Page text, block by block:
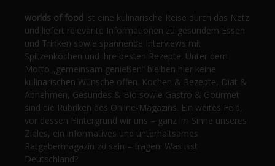
worlds of food ist eine kulinarische Reise durch das Netz
und liefert relevante Informationen zu gesundem Essen
und Trinken sowie spannende Interviews mit
Spitzenköchen und ihre besten Rezepte. Unter dem
Motto „gemeinsam genießen“ bleiben hier keine
kulinarischen Wünsche offen. Kochen & Rezepte, Diät &
Abnehmen, Gesundes & Bio sowie Gastro & Gourmet
sind die Rubriken des Online-Magazins. Ein weites Feld,
vor dessen Hintergrund wir uns – ganz im Sinne unseres
Zieles, ein informatives und unterhaltsames
Ratgebermagazin zu sein – fragen: Was isst
Deutschland?